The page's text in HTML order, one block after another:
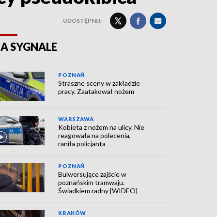
UDOSTĘPNIJ:
SYGNALE
POZNAŃ
Straszne sceny w zakładzie
pracy. Zaatakował nożem
WARSZAWA
Kobieta z nożem na ulicy. Nie
reagowała na polecenia,
raniła policjanta
POZNAŃ
Bulwersujące zajście w
poznańskim tramwaju.
Świadkiem radny [WIDEO]
KRAKÓW